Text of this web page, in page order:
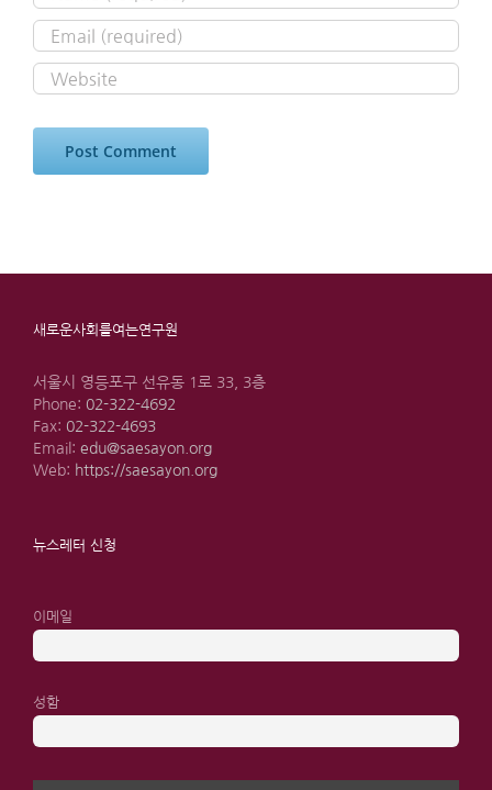
새로운사회를여는연구원
서울시 영등포구 선유동 1로 33, 3층
Phone: 02-322-4692
Fax: 02-322-4693
Email: edu@saesayon.org
Web: https://saesayon.org
뉴스레터 신청
이메일
성함